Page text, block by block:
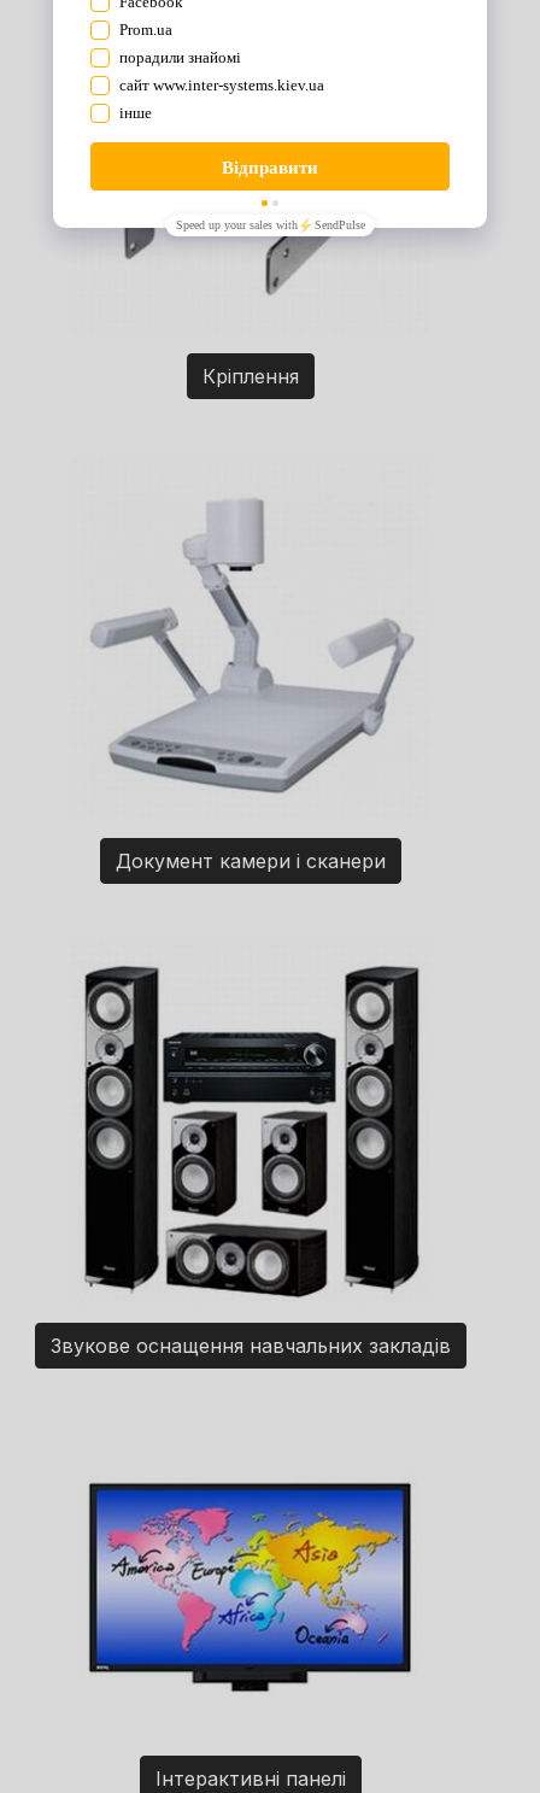
Кріплення
Документ камери і сканери
Звукове оснащення навчальних закладів
Інтерактивні панелі